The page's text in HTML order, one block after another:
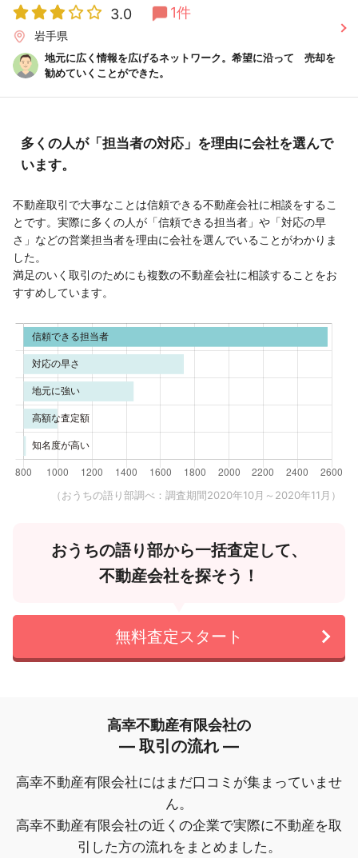
3.0 1件
岩手県
地元に広く情報を広げるネットワーク。希望に沿って 売却を
勧めていくことができた。
多くの人が「担当者の対応」を理由に会社を選んで
います。
不動産取引で大事なことは信頼できる不動産会社に相談をするこ
とです。実際に多くの人が「信頼できる担当者」や「対応の早
さ」などの営業担当者を理由に会社を選んでいることがわかりま
した。
満足のいく取引のためにも複数の不動産会社に相談することをお
すすめしています。
（おうちの語り部調べ：調査期間2020年10月～2020年11月）
おうちの語り部から一括査定して、
不動産会社を探そう！
無料査定スタート
高幸不動産有限会社の
― 取引の流れ ―
高幸不動産有限会社にはまだ口コミが集まっていませ
ん。
高幸不動産有限会社の近くの企業で実際に不動産を取
引した方の流れをまとめました。